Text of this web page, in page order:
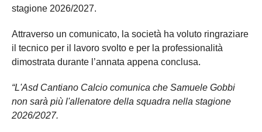
stagione 2026/2027.
Attraverso un comunicato, la società ha voluto ringraziare
il tecnico per il lavoro svolto e per la professionalità
dimostrata durante l’annata appena conclusa.
“L'Asd Cantiano Calcio comunica che Samuele Gobbi
non sarà più l'allenatore della squadra nella stagione
2026/2027.